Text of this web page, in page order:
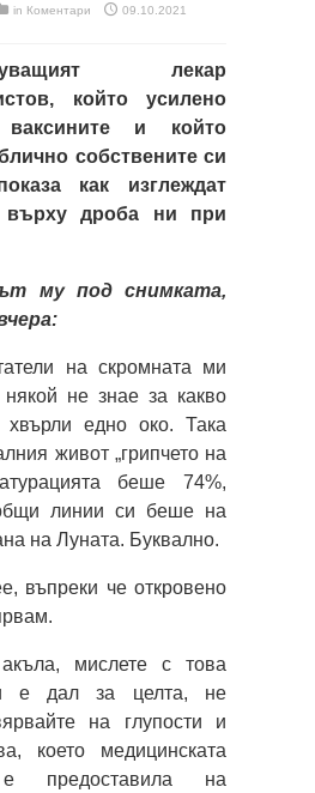
in Коментари
09.10.2021
лекар
който усилено
ваксините и който
собствените си
как изглеждат
върху дроба ни при
му под снимката,
на скромната ми
не знае за какво
едно око. Така
живот „грипчето на
беше 74%,
линии си беше на
на Луната. Буквално.
въпреки че откровено
мислете с това
е дал за целта, не
на глупости и
което медицинската
предоставила на